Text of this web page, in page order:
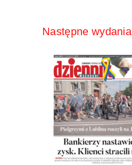
Następne wydania